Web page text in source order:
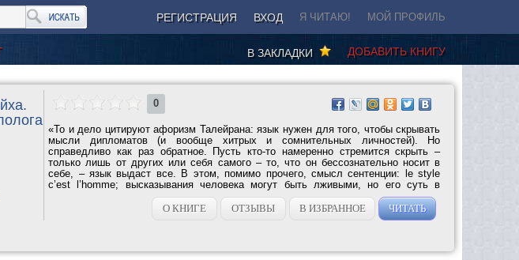
РЕГИСТРАЦИЯ ВХОД Я ЧИТАЮ! МОЙ ПРОФИЛЬ
ДОБАВИТЬ КНИГУ
В ЗАКЛАДКИ
0
«То и дело цитируют афоризм Талейрана: язык нужен для того, чтобы скрывать
мысли дипломатов (и вообще хитрых и сомнительных личностей). Но
справедливо как раз обратное. Пусть кто-то намеренно стремится скрыть –
только лишь от других или себя самого – то, что он бессознательно носит в
себе, – язык выдаст все. В этом, помимо прочего, смысл сентенции: le style
c’est l’homme; высказывания человека могут быть лживыми, но его суть в
О КНИГЕ
ОТЗЫВЫ В ИЗБРАННОЕ ЧИТАТЬ